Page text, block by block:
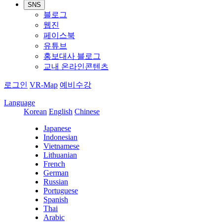
SNS
블로그
웹진
페이스북
유튜브
홍보대사 블로그
교내 온라인콘텐츠
로그인 VR-Map 예비수강
Language
Korean English Chinese
Japanese
Indonesian
Vietnamese
Lithuanian
French
German
Russian
Portuguese
Spanish
Thai
Arabic